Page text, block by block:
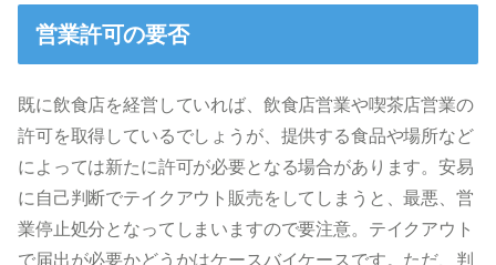
営業許可の要否
既に飲食店を経営していれば、飲食店営業や喫茶店営業の
許可を取得しているでしょうが、提供する食品や場所など
によっては新たに許可が必要となる場合があります。安易
に自己判断でテイクアウト販売をしてしまうと、最悪、営
業停止処分となってしまいますので要注意。テイクアウト
で届出が必要かどうかはケースバイケースです。ただ、判